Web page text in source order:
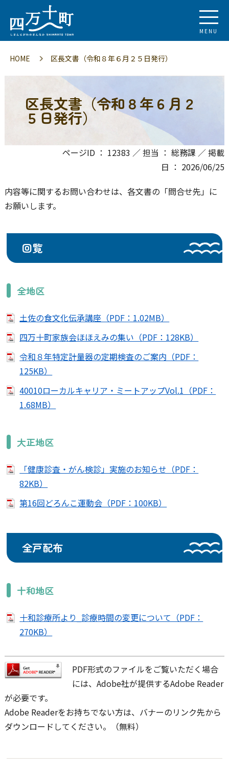
MENU
HOME 区長文書（令和８年６月２５日発行）
区長文書（令和８年６月２
５日発行）
ページID ： 12383 ／ 担当 ： 総務課 ／ 掲載
日 ： 2026/06/25
内容等に関するお問い合わせは、各文書の「問合せ先」に
お願いします。
回覧
全地区
土佐の食文化伝承講座（PDF：1.02MB）
四万十町家族会ほほえみの集い（PDF：128KB）
令和８年特定計量器の定期検査のご案内（PDF：
125KB）
40010ローカルキャリア・ミートアップVol.1（PDF：
1.68MB）
大正地区
「健康診査・がん検診」実施のお知らせ（PDF：
82KB）
第16回どろんこ運動会（PDF：100KB）
全戸配布
十和地区
十和診療所より_診療時間の変更について（PDF：
270KB）
PDF形式のファイルをご覧いただく場合
には、Adobe社が提供するAdobe Reader
が必要です。
Adobe Readerをお持ちでない方は、バナーのリンク先から
ダウンロードしてください。（無料）